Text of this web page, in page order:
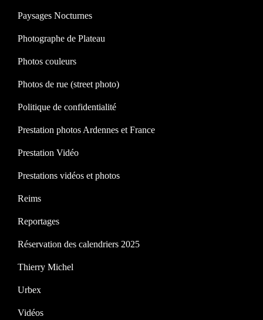
Paysages Nocturnes
Photographe de Plateau
Photos couleurs
Photos de rue (street photo)
Politique de confidentialité
Prestation photos Ardennes et France
Prestation Vidéo
Prestations vidéos et photos
Reims
Reportages
Réservation des calendriers 2025
Thierry Michel
Urbex
Vidéos